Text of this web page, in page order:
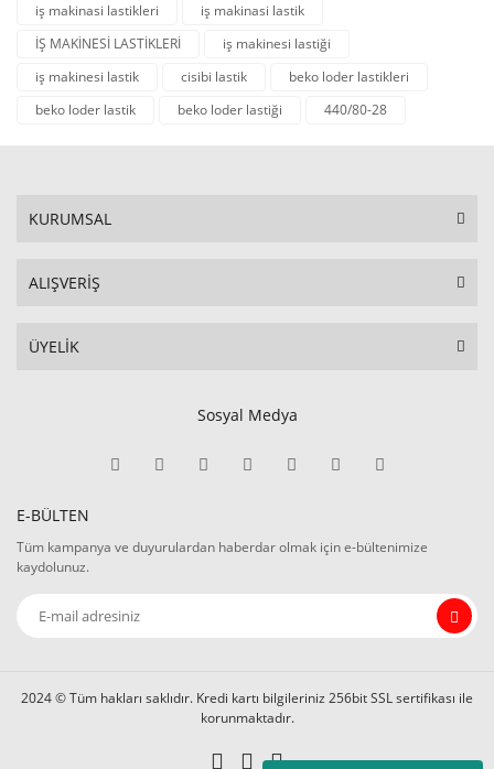
iş makinasi lastikleri
iş makinasi lastik
İŞ MAKİNESİ LASTİKLERİ
iş makinesi lastiği
iş makinesi lastik
cisibi lastik
beko loder lastikleri
beko loder lastik
beko loder lastiği 440/80-28
KURUMSAL
ALIŞVERİŞ
ÜYELİK
Sosyal Medya
E-BÜLTEN
Tüm kampanya ve duyurulardan haberdar olmak için e-bültenimize
kaydolunuz.
2024 © Tüm hakları saklıdır. Kredi kartı bilgileriniz 256bit SSL sertifikası ile
korunmaktadır.